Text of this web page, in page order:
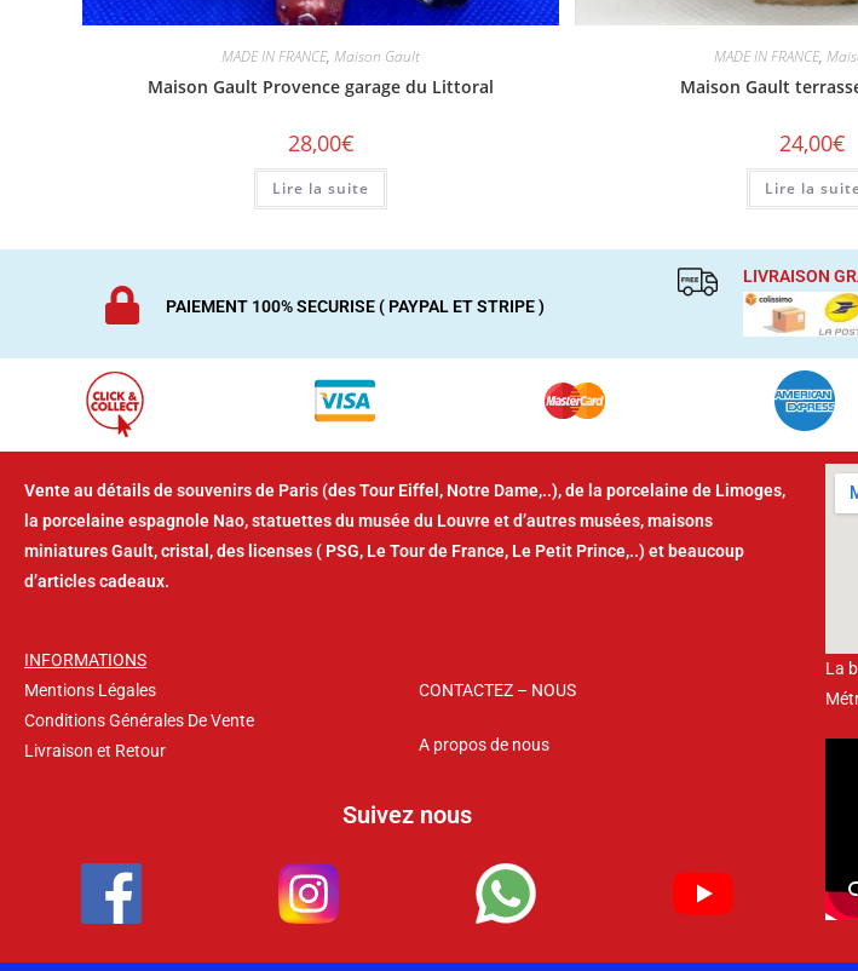
MADE IN FRANCE,Maison Gault
Maison Gault Provence garage du Littoral
28,00€
Lire la suite
MADE IN FRANCE,
Maison Gault
24,00€
Lire la
PAIEMENT 100% SECURISE ( PAYPAL ET STRIPE )
LIVRAISON
Vente au détails de souvenirs de Paris (des Tour Eiffel, Notre Dame,..), de la porcelaine de Limoges,
la porcelaine espagnole Nao, statuettes du musée du Louvre et d’autres musées, maisons
miniatures Gault, cristal, des licenses ( PSG, Le Tour de France, Le Petit Prince,..) et beaucoup
d’articles cadeaux.
INFORMATIONS
Mentions Légales
Conditions Générales De Vente
Livraison et Retour
CONTACTEZ – NOUS
A propos de nous
Suivez nous
La